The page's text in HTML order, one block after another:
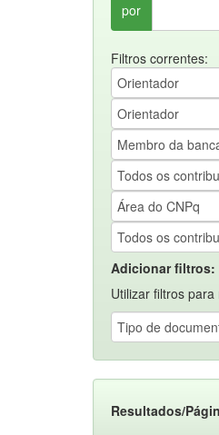
por
Filtros correntes:
Adicionar filtros:
Utilizar filtros
Resultados/